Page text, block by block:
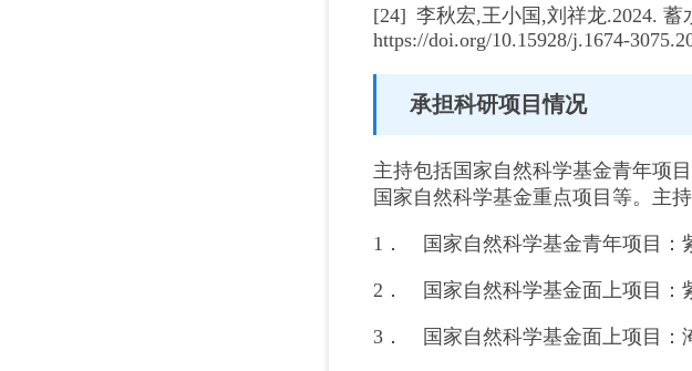
[24] 李秋宏,王小国,刘祥龙.2024.
https://doi.org/10.15928/j.1674-
承担科研项目情况
主持包括国家自然科学基金青年项
国家自然科学基金重点项目等。主持
1． 国家自然科学基金青年项目：
2． 国家自然科学基金面上项目：
3． 国家自然科学基金面上项目：